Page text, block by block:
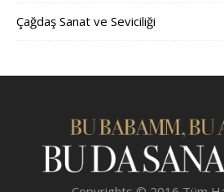
Çağdaş Sanat ve Seviciliği